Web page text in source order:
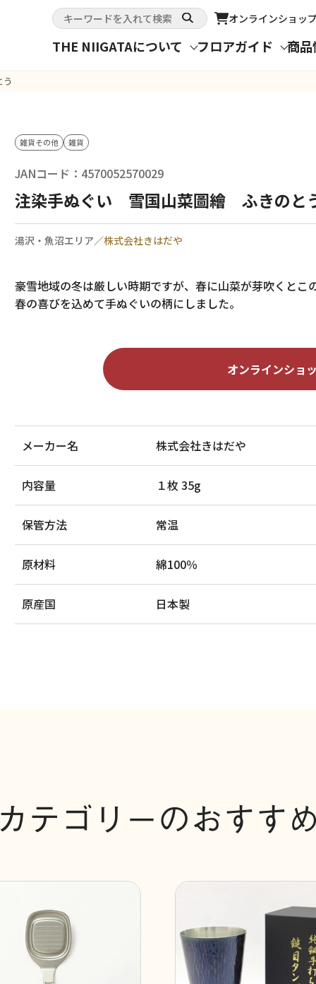
オンラインショッ
THE NIIGATAについて フロアガイド 商
雑貨その他 雑貨
JANコード：4570052570029
注染手ぬぐい 雪国山菜圖繪 ふきのと
湯沢・魚沼エリア／株式会社きはだや
豪雪地域の冬は厳しい時期ですが、春に山菜が芽吹くと
春の喜びを込めて手ぬぐいの柄にしました。
オンラインショ
メーカー名 株式会社きはだや
内容量 １枚 35g
保管方法 常温
原材料 綿100％
原産国 日本製
テゴリーのおすす